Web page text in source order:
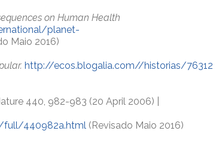
on Human Health
planet-
Maio 2016)
http://ecos.blogalia.com//historias/76312
440, 982-983 (20 April 2006) |
440982a.html (Revisado Maio 2016)